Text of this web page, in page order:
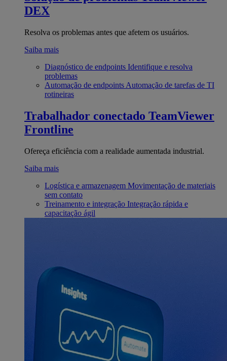
DEX
Resolva os problemas antes que afetem os usuários.
Saiba mais
Diagnóstico de endpoints Identifique e resolva
problemas
Automação de endpoints Automação de tarefas de TI
rotineiras
Trabalhador conectado TeamViewer
Frontline
Ofereça eficiência com a realidade aumentada industrial.
Saiba mais
Logística e armazenagem Movimentação de materiais
sem contato
Treinamento e integração Integração rápida e
capacitação ágil